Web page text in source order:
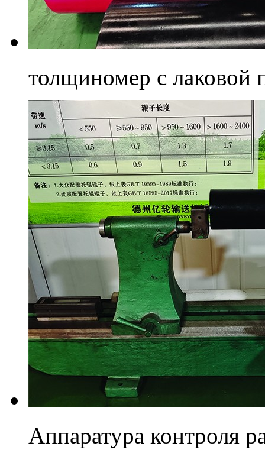
толщиномер с лаковой
Аппаратура контроля